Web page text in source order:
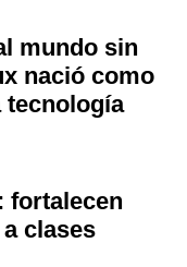
mundo sin
nació como
tecnología
fortalecen
clases